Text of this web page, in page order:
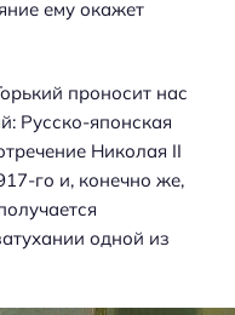
ему окажет
проносит нас
Русско-японская
Николая II
го и, конечно же,
одной из